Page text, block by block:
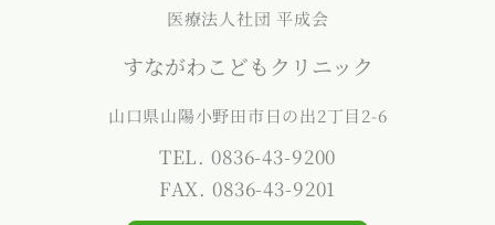
医療法人社団 平成会
すながわこどもクリニック
山口県山陽小野田市日の出2丁目2-6
TEL. 0836-43-9200
FAX. 0836-43-9201